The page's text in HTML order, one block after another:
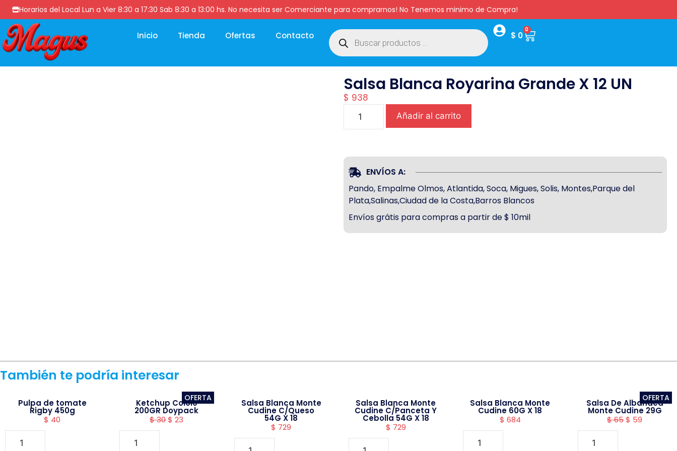
Horarios del Local Lun a Vier 8:30 a 17:30 Sab 8:30 a 13:00 hs. No necesita ser Comerciante para comprarnos! No Tenemos minimo de Compra!
Inicio Tienda Ofertas Contacto $ 0
0
Salsa Blanca Royarina Grande X 12 UN
$ 938
Añadir al carrito
ENVÍOS A:
Pando, Empalme Olmos, Atlantida, Soca, Migues, Solis, Montes,Parque del
Plata,Salinas,Ciudad de la Costa,Barros Blancos
Envíos grátis para compras a partir de $ 10mil
También te podría interesar
Pulpa de tomate
Rigby 450g
$ 40
OFERTA
Ketchup Cololo
200GR Doypack
$30$ 23
Salsa Blanca Monte
Cudine C/Queso
54G X 18
$ 729
Salsa Blanca Monte
Cudine C/Panceta Y
Cebolla 54G X 18
$ 729
Salsa Blanca Monte
Cudine 60G X 18
$ 684
OFERTA
Salsa De Albahaca
Monte Cudine 29G
$65$ 59